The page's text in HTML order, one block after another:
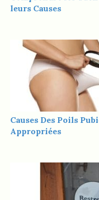
leurs Causes
Causes Des Poils
Appropriées